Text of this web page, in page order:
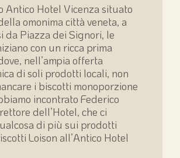
Antico Hotel Vicenza situato
omonima città veneta, a
da Piazza dei Signori, le
con un ricca prima
nell’ampia offerta
di soli prodotti locali, non
i biscotti monoporzione
incontrato Federico
dell’Hotel, che ci
di più sui prodotti
Loison all’Antico Hotel